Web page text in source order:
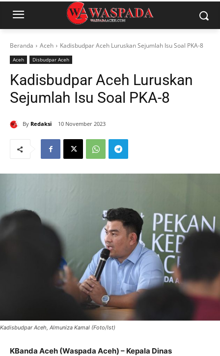
Beranda Aceh Kadisbudpar Aceh Luruskan Sejumlah Isu Soal PKA-8
Aceh Disbudpar Aceh
Kadisbudpar Aceh Luruskan
Sejumlah Isu Soal PKA-8
By Redaksi 10 November 2023
Kadisbudpar Aceh, Almuniza Kamal (Foto/Ist)
KBanda Aceh (Waspada Aceh) – Kepala Dinas